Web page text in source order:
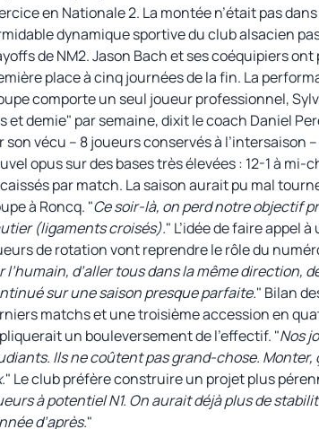
en Nationale 2. La montée n’était pas
dynamique sportive du club alsacien
de NM2. Jason Bach et ses coéquipiers
place à cinq journées de la fin. La
comporte un seul joueur professionnel,
et demie" par semaine, dixit le coach Daniel
son vécu – 8 joueurs conservés à l’intersaison
opus sur des bases très élevées : 12-1 à
par match. La saison aurait pu mal
à Roncq. "Ce soir-là, on perd notre objectif
(ligaments croisés)." L’idée de faire appel
de rotation vont reprendre le rôle du
l’humain, d’aller tous dans la même direction,
sur une saison presque parfaite." Bilan
matchs et une troisième accession en
un bouleversement de l’effectif. "Nos
Ils ne coûtent pas grand-chose.
" Le club préfère construire un projet plus
à potentiel N1. On aurait déjà plus de
d’après."